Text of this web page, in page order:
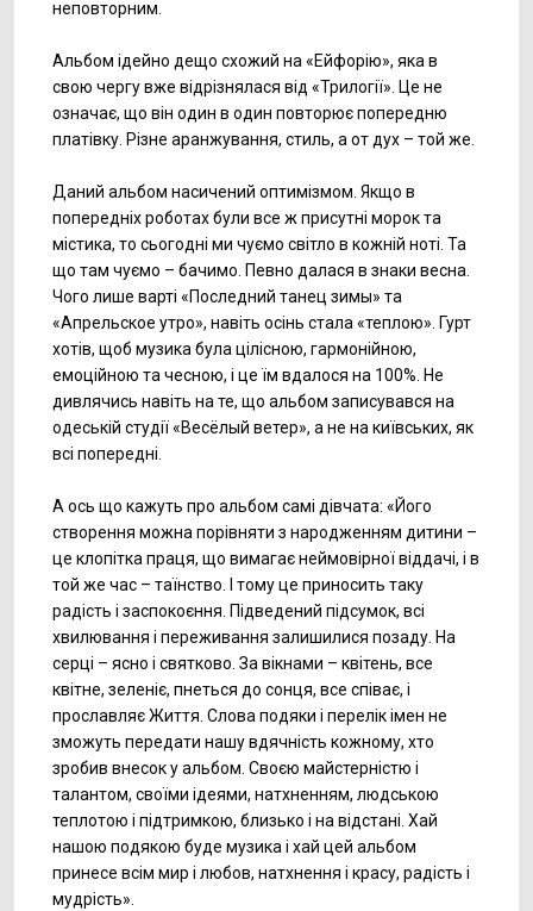
неповторним.
Альбом ідейно дещо схожий на «Ейфорію», яка в
свою чергу вже відрізнялася від «Трилогії». Це не
означає, що він один в один повторює попередню
платівку. Різне аранжування, стиль, а от дух – той же.
Даний альбом насичений оптимізмом. Якщо в
попередніх роботах були все ж присутні морок та
містика, то сьогодні ми чуємо світло в кожній ноті. Та
що там чуємо – бачимо. Певно далася в знаки весна.
Чого лише варті «Последний танец зимы» та
«Апрельское утро», навіть осінь стала «теплою». Гурт
хотів, щоб музика була цілісною, гармонійною,
емоційною та чесною, і це їм вдалося на 100%. Не
дивлячись навіть на те, що альбом записувався на
одеській студії «Весёлый ветер», а не на київських, як
всі попередні.
А ось що кажуть про альбом самі дівчата: «Його
створення можна порівняти з народженням дитини –
це клопітка праця, що вимагає неймовірної віддачі, і в
той же час – таїнство. І тому це приносить таку
радість і заспокоєння. Підведений підсумок, всі
хвилювання і переживання залишилися позаду. На
серці – ясно і святково. За вікнами – квітень, все
квітне, зеленіє, пнеться до сонця, все співає, і
прославляє Життя. Слова подяки і перелік імен не
зможуть передати нашу вдячність кожному, хто
зробив внесок у альбом. Своєю майстерністю і
талантом, своїми ідеями, натхненням, людською
теплотою і підтримкою, близько і на відстані. Хай
нашою подякою буде музика і хай цей альбом
принесе всім мир і любов, натхнення і красу, радість і
мудрість».